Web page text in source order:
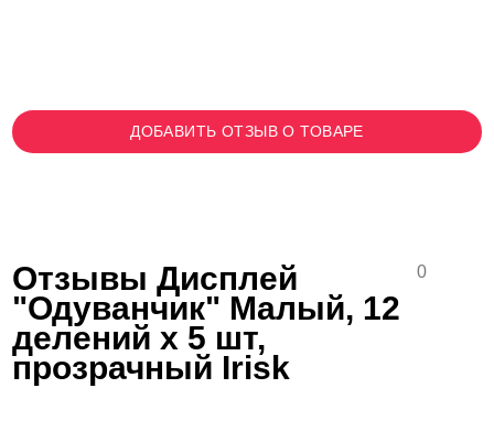
Отзывы Дисплей
"Одуванчик" Малый, 12
делений х 5 шт,
прозрачный Irisk
0
ДОБАВИТЬ ОТЗЫВ О ТОВАРЕ